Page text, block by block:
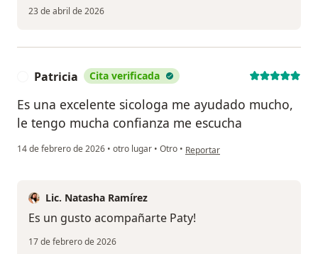
23 de abril de 2026
Patricia Cita verificada
Es una excelente sicologa me ayudado mucho,
le tengo mucha confianza me escucha
14 de febrero de 2026 • otro lugar • Otro • en opinión del usuario Patricia
Reportar
Lic. Natasha Ramírez
Es un gusto acompañarte Paty!
17 de febrero de 2026